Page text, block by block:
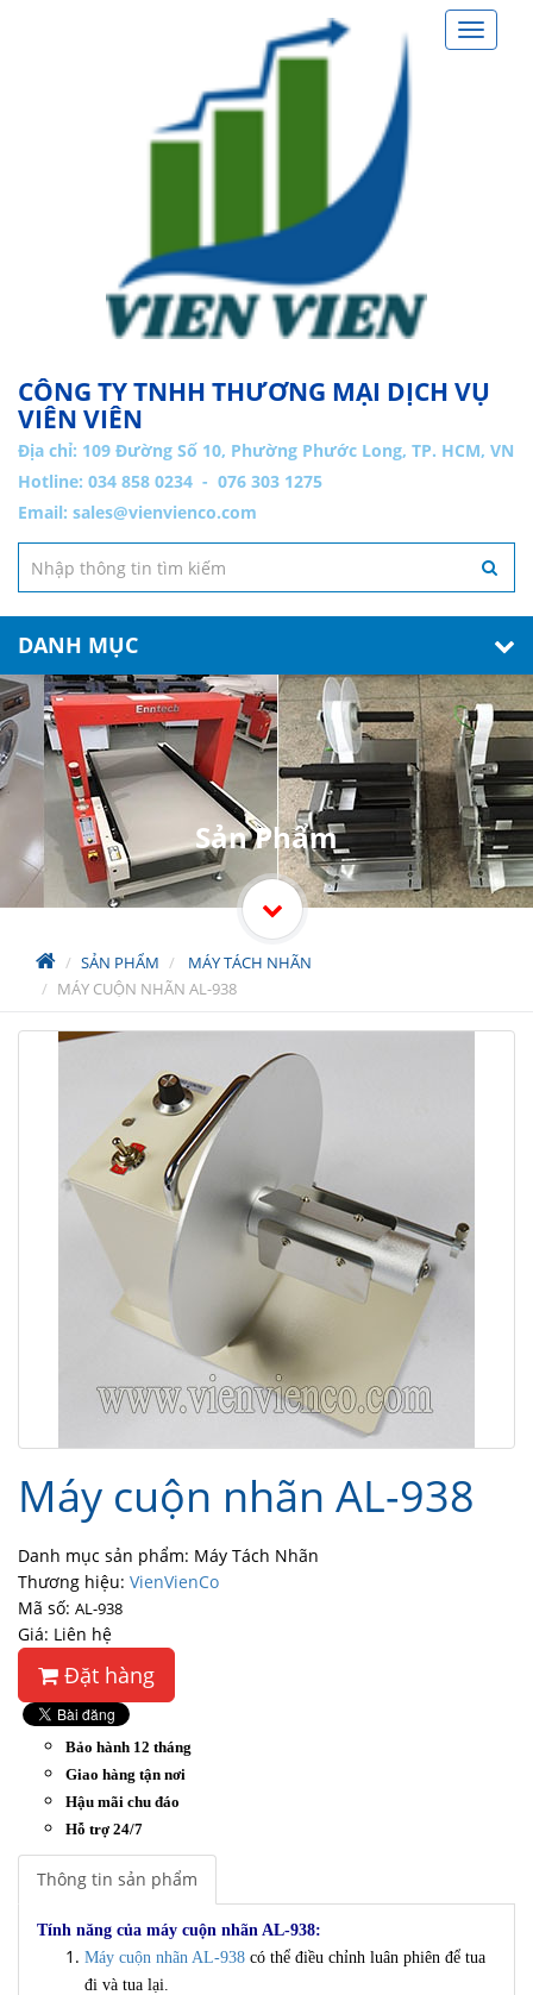
Toggle
CÔNG TY TNHH THƯƠNG MẠI DỊCH VỤ
VIÊN VIÊN
Địa chỉ: 109 Đường Số 10, Phường Phước Long, TP. HCM, VN
Hotline: 034 858 0234 - 076 303 1275
Email: sales@vienvienco.com
DANH MỤC
SẢN PHẨM
MÁY TÁCH NHÃN
MÁY CUỘN NHÃN AL-938
Sản Phẩm
Máy cuộn nhãn AL-938
Danh mục sản phẩm: Máy Tách Nhãn
Thương hiệu: VienVienCo
Mã số: AL-938
Giá: Liên hệ
Đặt hàng
Bảo hành 12 tháng
Giao hàng tận nơi
Hậu mãi chu đáo
Hỗ trợ 24/7
Thông tin sản phẩm
Tính năng của máy cuộn nhãn AL-938:
Máy cuộn nhãn AL-938 có thể điều chỉnh luân phiên để tua
đi và tua lại.